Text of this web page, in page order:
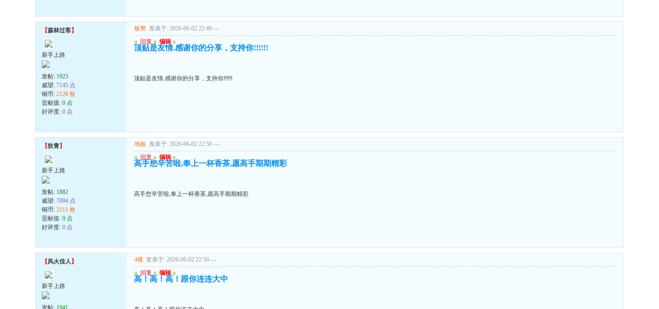
【森林过客】
新手上路
发帖: 1923
威望: 7145 点
铜币: 2128 枚
贡献值: 0 点
好评度: 0 点
板凳 发表于: 2026-06-02 22:49 ---
u 回复 u 编辑 u
顶贴是友情.感谢你的分享，支持你!!!!!!
顶贴是友情.感谢你的分享，支持你!!!!!!
【狄青】
新手上路
发帖: 1882
威望: 7094 点
铜币: 2111 枚
贡献值: 0 点
好评度: 0 点
地板 发表于: 2026-06-02 22:50 ---
u 回复 u 编辑 u
高手您辛苦啦,奉上一杯香茶,愿高手期期精彩
高手您辛苦啦,奉上一杯香茶,愿高手期期精彩
【风火佳人 】
新手上路
发帖: 1941
4楼 发表于: 2026-06-02 22:50 ---
u 回复 u 编辑 u
高！高！高！跟你连连大中